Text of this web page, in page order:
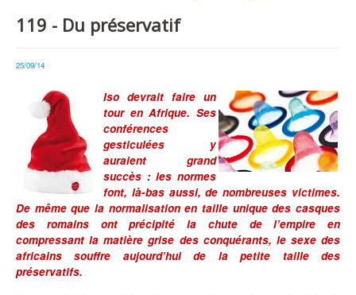
119 - Du préservatif
25/09/14
Iso devrait faire un
tour en Afrique. Ses
conférences
gesticulées y
auraient grand
succès : les normes
font, là-bas aussi, de nombreuses victimes.
De même que la normalisation en taille unique des casques
des romains ont précipité la chute de l’empire en
compressant la matière grise des conquérants, le sexe des
africains souffre aujourd’hui de la petite taille des
préservatifs.